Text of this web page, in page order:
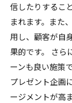
信したりするこ
まれます。また
用し、顧客が自
果的です。 さら
ーンも良い施策
プレゼント企画
ージメントが高